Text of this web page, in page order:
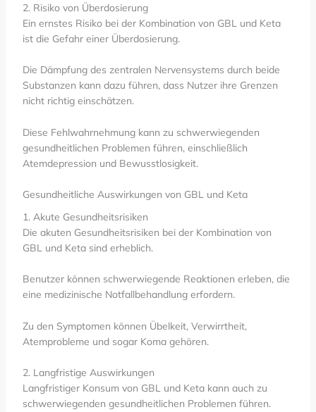
2. Risiko von Überdosierung
Ein ernstes Risiko bei der Kombination von GBL und Keta
ist die Gefahr einer Überdosierung.
Die Dämpfung des zentralen Nervensystems durch beide
Substanzen kann dazu führen, dass Nutzer ihre Grenzen
nicht richtig einschätzen.
Diese Fehlwahrnehmung kann zu schwerwiegenden
gesundheitlichen Problemen führen, einschließlich
Atemdepression und Bewusstlosigkeit.
Gesundheitliche Auswirkungen von GBL und Keta
1. Akute Gesundheitsrisiken
Die akuten Gesundheitsrisiken bei der Kombination von
GBL und Keta sind erheblich.
Benutzer können schwerwiegende Reaktionen erleben, die
eine medizinische Notfallbehandlung erfordern.
Zu den Symptomen können Übelkeit, Verwirrtheit,
Atemprobleme und sogar Koma gehören.
2. Langfristige Auswirkungen
Langfristiger Konsum von GBL und Keta kann auch zu
schwerwiegenden gesundheitlichen Problemen führen.